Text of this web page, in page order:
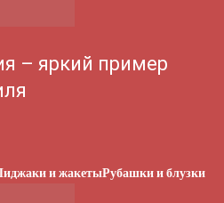
– яркий пример
и жакетыРубашки и блузки